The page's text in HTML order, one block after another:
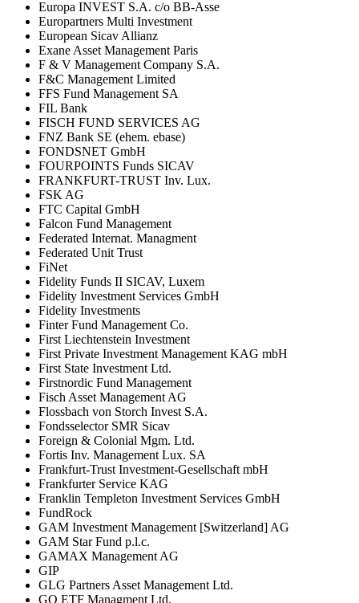
Europa INVEST S.A. c/o BB-Asse
Europartners Multi Investment
European Sicav Allianz
Exane Asset Management Paris
F & V Management Company S.A.
F&C Management Limited
FFS Fund Management SA
FIL Bank
FISCH FUND SERVICES AG
FNZ Bank SE (ehem. ebase)
FONDSNET GmbH
FOURPOINTS Funds SICAV
FRANKFURT-TRUST Inv. Lux.
FSK AG
FTC Capital GmbH
Falcon Fund Management
Federated Internat. Managment
Federated Unit Trust
FiNet
Fidelity Funds II SICAV, Luxem
Fidelity Investment Services GmbH
Fidelity Investments
Finter Fund Management Co.
First Liechtenstein Investment
First Private Investment Management KAG mbH
First State Investment Ltd.
Firstnordic Fund Management
Fisch Asset Management AG
Flossbach von Storch Invest S.A.
Fondsselector SMR Sicav
Foreign & Colonial Mgm. Ltd.
Fortis Inv. Management Lux. SA
Frankfurt-Trust Investment-Gesellschaft mbH
Frankfurter Service KAG
Franklin Templeton Investment Services GmbH
FundRock
GAM Investment Management [Switzerland] AG
GAM Star Fund p.l.c.
GAMAX Management AG
GIP
GLG Partners Asset Management Ltd.
GO ETF Managment Ltd.